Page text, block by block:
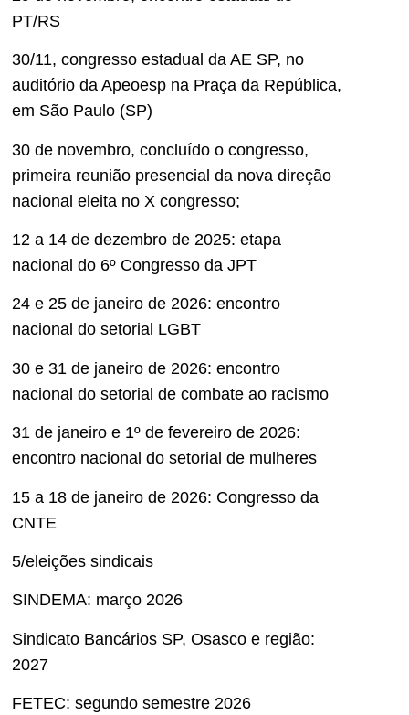
PT/RS
30/11, congresso estadual da AE SP, no
auditório da Apeoesp na Praça da República,
em São Paulo (SP)
30 de novembro, concluído o congresso,
primeira reunião presencial da nova direção
nacional eleita no X congresso;
12 a 14 de dezembro de 2025: etapa
nacional do 6º Congresso da JPT
24 e 25 de janeiro de 2026: encontro
nacional do setorial LGBT
30 e 31 de janeiro de 2026: encontro
nacional do setorial de combate ao racismo
31 de janeiro e 1º de fevereiro de 2026:
encontro nacional do setorial de mulheres
15 a 18 de janeiro de 2026: Congresso da
CNTE
5/eleições sindicais
SINDEMA: março 2026
Sindicato Bancários SP, Osasco e região:
2027
FETEC: segundo semestre 2026